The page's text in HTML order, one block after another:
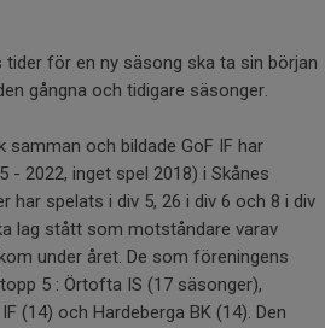
för en ny säsong ska ta sin början
gångna och tidigare säsonger.
samman och bildade GoF IF har
- 2022, inget spel 2018) i Skånes
spelats i div 5, 26 i div 6 och 8 i div
lag stått som motståndare varav
under året. De som föreningens
5 : Örtofta IS (17 säsonger),
(14) och Hardeberga BK (14). Den